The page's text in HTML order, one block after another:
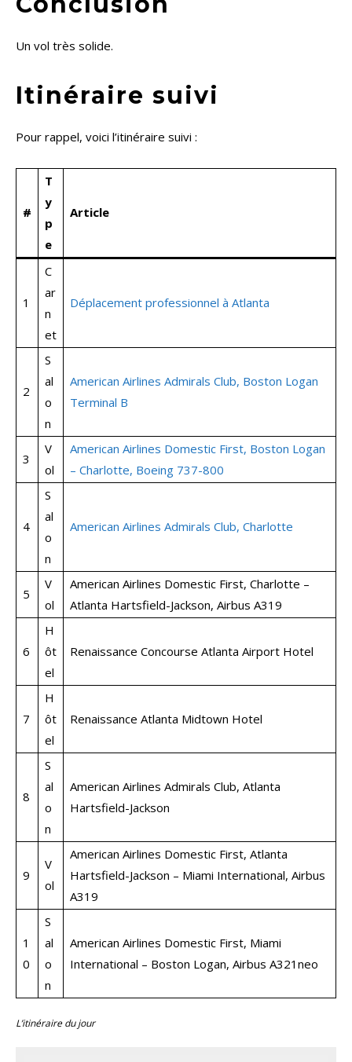
Un vol très solide.
Itinéraire suivi
Pour rappel, voici l’itinéraire suivi :
#
T
y
p
e
Article
1
C
ar
n
et
Déplacement professionnel à Atlanta
2
S
al
o
n
American Airlines Admirals Club, Boston Logan
Terminal B
3
V
ol
American Airlines Domestic First, Boston Logan
– Charlotte, Boeing 737-800
4
S
al
o
n
American Airlines Admirals Club, Charlotte
5
V
ol
American Airlines Domestic First, Charlotte –
Atlanta Hartsfield-Jackson, Airbus A319
6
H
ôt
el
Renaissance Concourse Atlanta Airport Hotel
7
H
ôt
el
Renaissance Atlanta Midtown Hotel
8
S
al
o
n
American Airlines Admirals Club, Atlanta
Hartsfield-Jackson
9
V
ol
American Airlines Domestic First, Atlanta
Hartsfield-Jackson – Miami International, Airbus
A319
1
0
S
al
o
n
American Airlines Domestic First, Miami
International – Boston Logan, Airbus A321neo
L’itinéraire du jour